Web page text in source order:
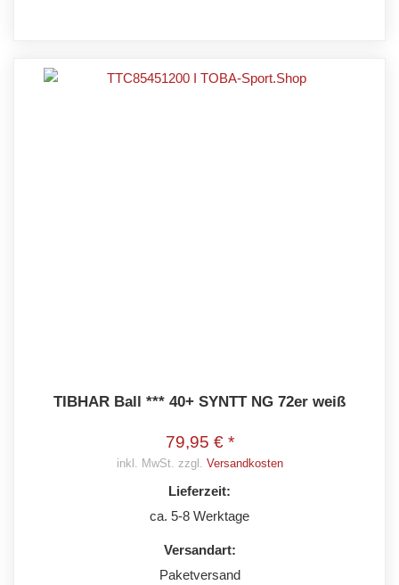
TIBHAR Ball *** 40+ SYNTT NG 72er weiß
79,95 € *
inkl. MwSt. zzgl. Versandkosten
Lieferzeit:
ca. 5-8 Werktage
Versandart:
Paketversand